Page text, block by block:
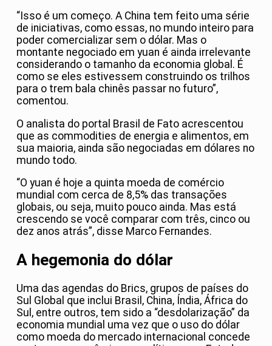
“Isso é um começo. A China tem feito uma série
de iniciativas, como essas, no mundo inteiro para
poder comercializar sem o dólar. Mas o
montante negociado em yuan é ainda irrelevante
considerando o tamanho da economia global. É
como se eles estivessem construindo os trilhos
para o trem bala chinês passar no futuro”,
comentou.
O analista do portal Brasil de Fato acrescentou
que as commodities de energia e alimentos, em
sua maioria, ainda são negociadas em dólares no
mundo todo.
“O yuan é hoje a quinta moeda de comércio
mundial com cerca de 8,5% das transações
globais, ou seja, muito pouco ainda. Mas está
crescendo se você comparar com três, cinco ou
dez anos atrás”, disse Marco Fernandes.
A hegemonia do dólar
Uma das agendas do Brics, grupos de países do
Sul Global que inclui Brasil, China, Índia, África do
Sul, entre outros, tem sido a “desdolarização” da
economia mundial uma vez que o uso do dólar
como moeda do mercado internacional concede